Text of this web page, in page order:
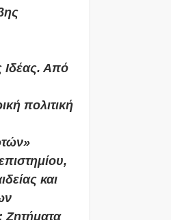
Ιδέας. Από
πολιτική
και
Ζητήματα